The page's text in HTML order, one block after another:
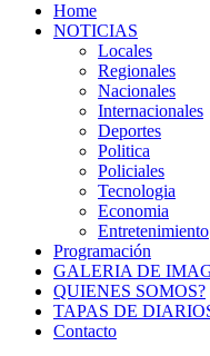
Home
NOTICIAS
Locales
Regionales
Nacionales
Internacionales
Deportes
Politica
Policiales
Tecnologia
Economia
Entretenimiento
Programación
GALERIA DE
QUIENES SOMOS?
TAPAS DE
Contacto